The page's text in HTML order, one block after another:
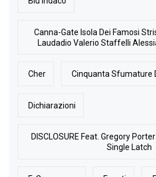
Canna-Gate Isola Dei Famosi
Laudadio Valerio Staffelli
Cher Cinquanta Sfumature
Dichiarazioni
DISCLOSURE Feat. Gregory
Single Latch